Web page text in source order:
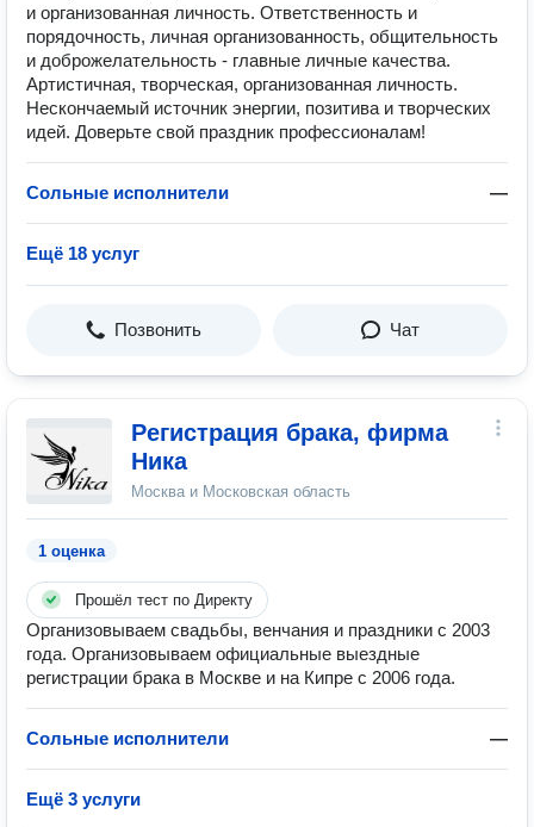
и организованная личность. Ответственность и
порядочность, личная организованность, общительность
и доброжелательность - главные личные качества.
Артистичная, творческая, организованная личность.
Нескончаемый источник энергии, позитива и творческих
идей. Доверьте свой праздник профессионалам!
Сольные исполнители —
Ещё 18 услуг
Позвонить Чат
Регистрация брака, фирма
Ника
Москва и Московская область
1 оценка
Прошёл тест по Директу
Организовываем свадьбы, венчания и праздники с 2003
года. Организовываем официальные выездные
регистрации брака в Москве и на Кипре с 2006 года.
Сольные исполнители —
Ещё 3 услуги